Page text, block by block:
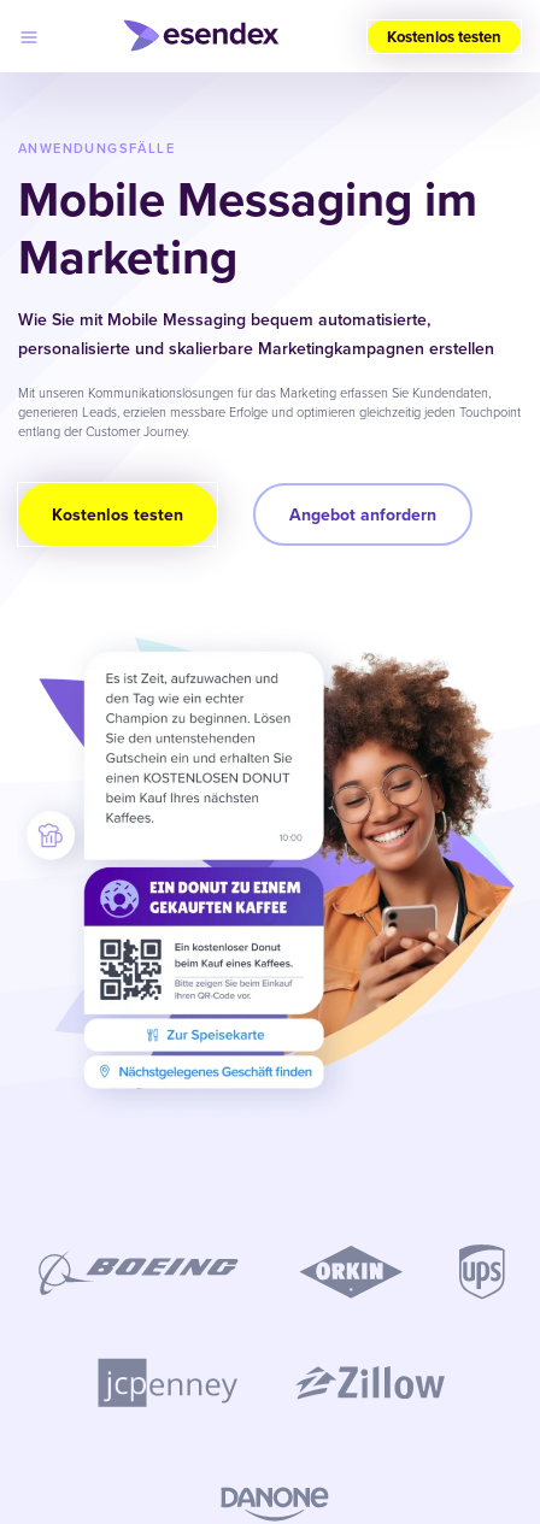
Ihre
(DE)
Produkte
Lösungen
Preise
Warum
in
Kostenlos testen
ANWENDUNGSFÄLLE
Mobile Messaging im
Marketing
Wie Sie mit Mobile Messaging bequem automatisierte,
personalisierte und skalierbare Marketingkampagnen erstellen
Mit unseren Kommunikationslösungen für das Marketing erfassen Sie Kundendaten,
generieren Leads, erzielen messbare Erfolge und optimieren gleichzeitig jeden Touchpoint
entlang der Customer Journey.
Kostenlos testen Angebot anfordern